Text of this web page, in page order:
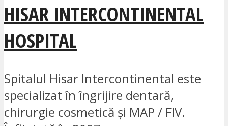
HISAR INTERCONTINENTAL
HOSPITAL
Spitalul Hisar Intercontinental este
specializat în îngrijire dentară,
chirurgie cosmetică și MAP / FIV.